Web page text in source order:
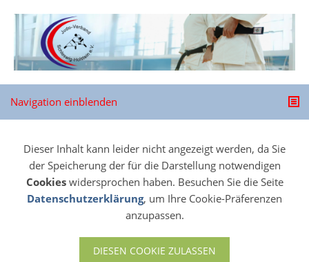
Navigation einblenden
Dieser Inhalt kann leider nicht angezeigt werden, da Sie
der Speicherung der für die Darstellung notwendigen
Cookieswidersprochen haben. Besuchen Sie die Seite
Datenschutzerklärung, um Ihre Cookie-Präferenzen
anzupassen.
DIESEN COOKIE ZULASSEN